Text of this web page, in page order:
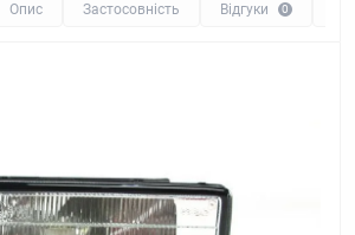
Опис Застосовність Відгуки 0